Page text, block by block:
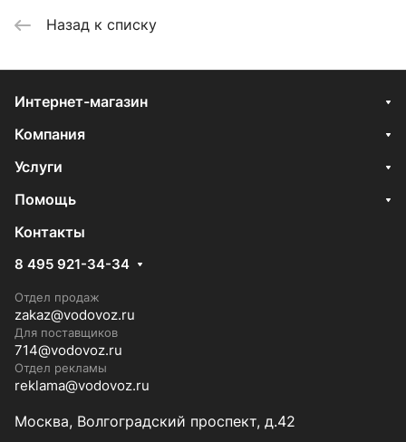
Назад к списку
Интернет-магазин
Компания
Услуги
Помощь
Контакты
8 495 921-34-34
Отдел продаж
zakaz@vodovoz.ru
Для поставщиков
714@vodovoz.ru
Отдел рекламы
reklama@vodovoz.ru
Москва, Волгоградский проспект, д.42